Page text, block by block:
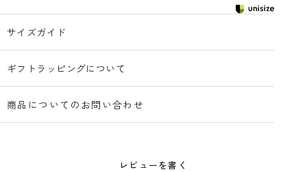
サイズガイド
ギフトラッピングについて
商品についてのお問い合わせ
レビューを書く